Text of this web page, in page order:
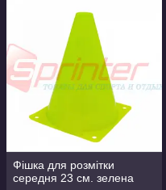
Фішка для розмітки
середня 23 см. зелена